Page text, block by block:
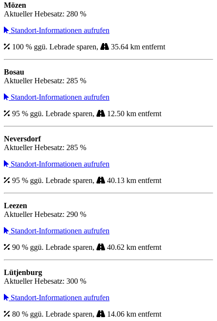
Mözen
Aktueller Hebesatz: 280 %
Standort-Informationen aufrufen
100 % ggü. Lebrade sparen,
35.64 km entfernt
Bosau
Aktueller Hebesatz: 285 %
Standort-Informationen aufrufen
95 % ggü. Lebrade sparen,
12.50 km entfernt
Neversdorf
Aktueller Hebesatz: 285 %
Standort-Informationen aufrufen
95 % ggü. Lebrade sparen,
40.13 km entfernt
Leezen
Aktueller Hebesatz: 290 %
Standort-Informationen aufrufen
90 % ggü. Lebrade sparen,
40.62 km entfernt
Lütjenburg
Aktueller Hebesatz: 300 %
Standort-Informationen aufrufen
80 % ggü. Lebrade sparen,
14.06 km entfernt